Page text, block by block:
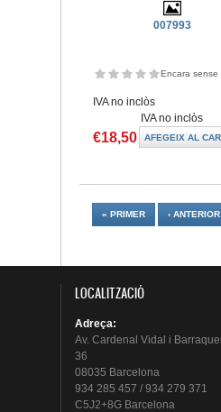
007993
Encara sense
IVA no inclòs
IVA no inclòs
€18,50
« PRIMER ‹ ANTERIOR
LOCALITZACIÓ
Adreça:
Av. Cardenal Vidal i
36
08035 Barcelona
934 285 457 / 934 279 371
C5J2+8G Barcelona